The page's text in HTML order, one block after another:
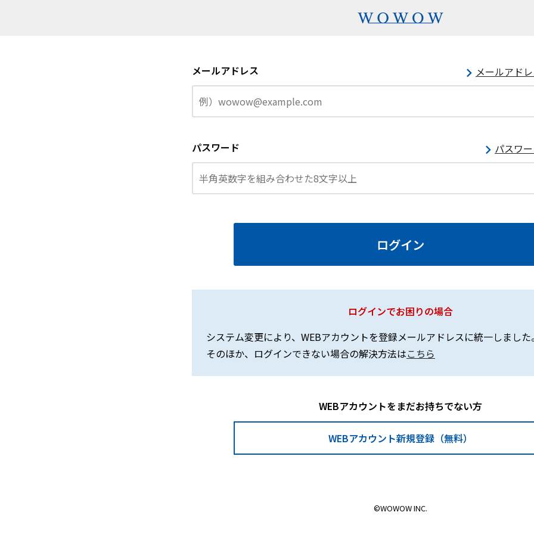
メールアドレス メールアド
パスワード パスワ
ログインでお困りの場合
システム変更により、WEBアカウントを登録メールアドレスに統一しました
そのほか、ログインできない場合の解決方法はこちら
WEBアカウントをまだお持ちでない方
WEBアカウント新規登録（無料）
©WOWOW INC.